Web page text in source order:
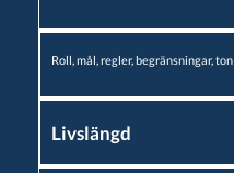
Roll, mål, regler, begränsningar, ton
Livslängd